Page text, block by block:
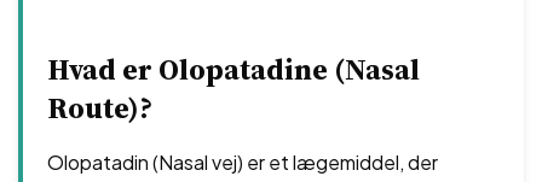
Hvad er Olopatadine (Nasal
Route)?
Olopatadin (Nasal vej) er et lægemiddel, der